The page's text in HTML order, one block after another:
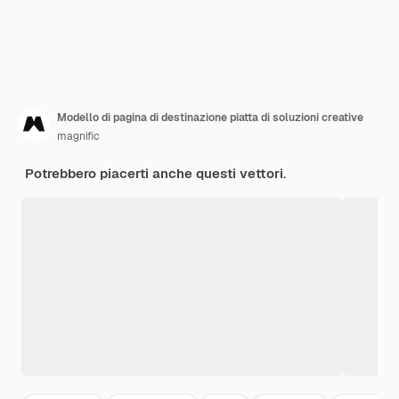
Modello di pagina di destinazione piatta di soluzioni creative
magnific
Potrebbero piacerti anche questi vettori.